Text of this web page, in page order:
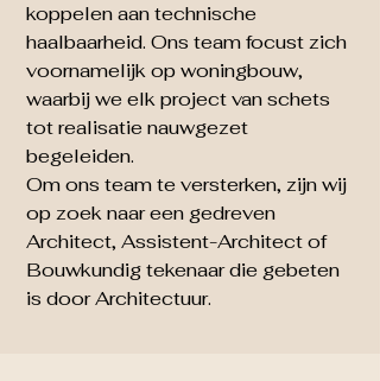
koppelen aan technische
haalbaarheid. Ons team focust zich
voornamelijk op woningbouw,
waarbij we elk project van schets
tot realisatie nauwgezet
begeleiden.
Om ons team te versterken, zijn wij
op zoek naar een gedreven
Architect, Assistent-Architect of
Bouwkundig tekenaar die gebeten
is door Architectuur.